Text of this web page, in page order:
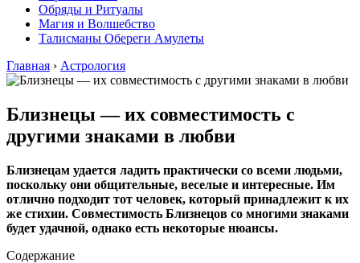
Обряды и Ритуалы
Магия и Волшебство
Талисманы Обереги Амулеты
Главная › Астрология
Близнецы — их совместимость с
другими знаками в любви
Близнецам удается ладить практически со всеми людьми,
поскольку они общительные, веселые и интересные. Им
отлично подходит тот человек, который принадлежит к их
же стихии. Совместимость Близнецов со многими знаками
будет удачной, однако есть некоторые нюансы.
Содержание